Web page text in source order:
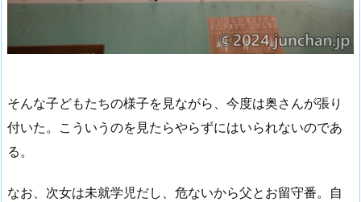
そんな子どもたちの様子を見ながら、今度は奥さんが張り
付いた。こういうのを見たらやらずにはいられないのであ
る。
なお、次女は未就学児だし、危ないから父とお留守番。自